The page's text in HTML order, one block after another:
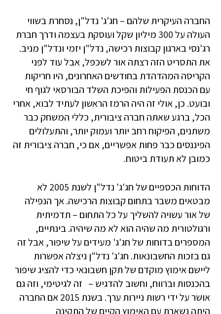
החברה העיקרית שלהם – חג'ג' נדל"ן, נסחרת בשווי
העולה על 300 מיליון שקל ועוסקת בעצמה ודרך חברת
רג'נסי בארגון קבוצות רכישה, נדל"ן יזמי ונדל"ן מניב.
את התסריט הזה רצתה אור לשכפל, אבל עוד לפני
הקריסה המהדהדת בחודשים האחרונים, היו חריקות
עם הכנסת הפעילות והפיכת השלד הבורסאי לגוף חי
ובועט. כן, אולי זה היה הרמז הראשון לעתיד לבוא, אחרי
הכל, ברגע שאתה חברה ציבורית, כללי המשחק כבר
משתנים, הפיקוח רחב יותר ועמוק יותר, והתעלולים
הפיננסים כבר פחות אפשריים, אם כי, חברה ציבורית זה
כמובן לא תעודת ביטוח.
הדוחות הכספיים של חג'ג' נדל"ן לשנת 2005 לא
מבטאים משבר בתחום קבוצות הרכישה. אך הנפילה
של אור עשויה להשליך על כל התחום – תדמיתית
ורגולטורית מה שהיה הוא לא מה שיהיה. בינתיים,
המספרים בדוחות של חג'ג' מעידים על שיפור, אבל זה
גם בזכות החשבונאות. חג'ג' נדל"ן ניצלה אפשרות
ליישם אימוץ מוקדם של תקן חשבונאי כדי להציג שיפור
בהכנסות וברווח, וחשוב להדגיש – זה לגיטימי, וזה גם
אושר על ידי רשות ניירות ערך. בשנת 2015 אם החברה
היתה נשארת עם האימוץ הקיים של התקינה